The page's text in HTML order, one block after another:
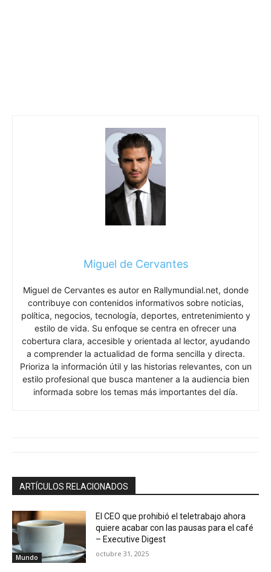
Miguel de Cervantes
Miguel de Cervantes es autor en Rallymundial.net, donde
contribuye con contenidos informativos sobre noticias,
política, negocios, tecnología, deportes, entretenimiento y
estilo de vida. Su enfoque se centra en ofrecer una
cobertura clara, accesible y orientada al lector, ayudando
a comprender la actualidad de forma sencilla y directa.
Prioriza la información útil y las historias relevantes, con un
estilo profesional que busca mantener a la audiencia bien
informada sobre los temas más importantes del día.
ARTÍCULOS RELACIONADOS
Mundo
El CEO que prohibió el teletrabajo ahora
quiere acabar con las pausas para el café
– Executive Digest
octubre 31, 2025